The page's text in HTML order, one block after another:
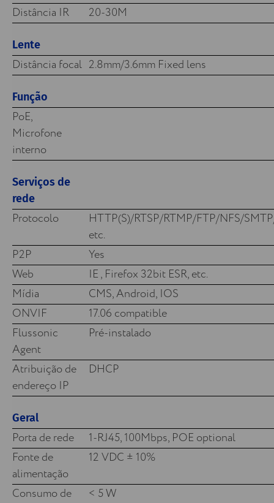
Distância IR
20-30M
Lente
Distância focal 2.8mm/3.6mm Fixed lens
Função
PoE,
Microfone
interno
Serviços de
rede
Protocolo
HTTP(S)/RTSP/RTMP/FTP/NFS/
etc.
P2P
Yes
Web
IE , Firefox 32bit ESR, etc.
Mídia
CMS, Android, IOS
ONVIF
17.06 compatible
Flussonic
Agent
Pré-instalado
Atribuição de
endereço IP
DHCP
Geral
Porta de rede
1-RJ45, 100Mbps, POE optional
Fonte de
alimentação
12 VDC ± 10%
Consumo de
< 5 W